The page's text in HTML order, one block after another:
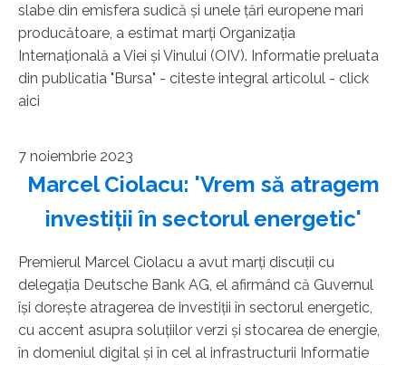
slabe din emisfera sudică şi unele ţări europene mari
producătoare, a estimat marţi Organizaţia
Internaţională a Viei şi Vinului (OIV). Informatie preluata
din publicatia "Bursa" - citeste integral articolul - click
aici
7 noiembrie 2023
Marcel Ciolacu: 'Vrem să atragem
investiţii în sectorul energetic'
Premierul Marcel Ciolacu a avut marţi discuţii cu
delegaţia Deutsche Bank AG, el afirmând că Guvernul
îşi doreşte atragerea de investiţii în sectorul energetic,
cu accent asupra soluţiilor verzi şi stocarea de energie,
în domeniul digital şi în cel al infrastructurii Informatie